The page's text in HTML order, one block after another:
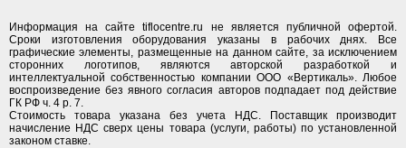
Информация на сайте tiflocentre.ru не является публичной офертой.
Сроки изготовления оборудования указаны в рабочих днях. Все
графические элементы, размещенные на данном сайте, за исключением
сторонних логотипов, являются авторской разработкой и
интеллектуальной собственностью компании ООО «Вертикаль». Любое
воспроизведение без явного согласия авторов подпадает под действие
ГК РФ ч. 4 р. 7.
Стоимость товара указана без учета НДС. Поставщик производит
начисление НДС сверх цены товара (услуги, работы) по установленной
законом ставке.